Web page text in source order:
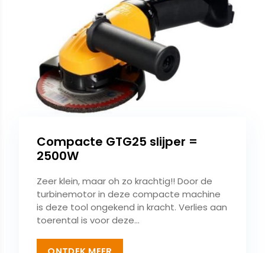
Compacte GTG25 slijper =
2500W
Zeer klein, maar oh zo krachtig!! Door de
turbinemotor in deze compacte machine
is deze tool ongekend in kracht. Verlies aan
toerental is voor deze...